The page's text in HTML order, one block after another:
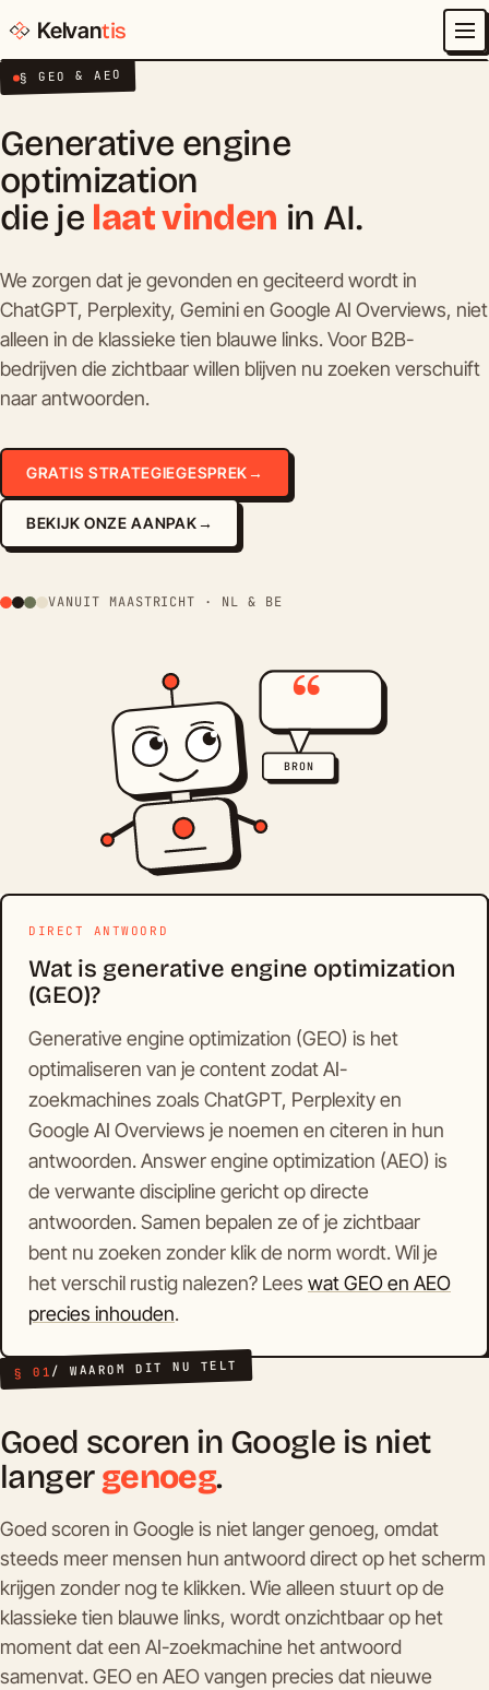
Kelvantis
§ GEO & AEO
Generative engine
optimization
die je laat vinden in AI.
We zorgen dat je gevonden en geciteerd wordt in
ChatGPT, Perplexity, Gemini en Google AI Overviews, niet
alleen in de klassieke tien blauwe links. Voor B2B-
bedrijven die zichtbaar willen blijven nu zoeken verschuift
naar antwoorden.
GRATIS STRATEGIEGESPREK→
BEKIJK ONZE AANPAK→
VANUIT MAASTRICHT · NL & BE
“
BRON
DIRECT ANTWOORD
Wat is generative engine optimization
(GEO)?
Generative engine optimization (GEO) is het
optimaliseren van je content zodat AI-
zoekmachines zoals ChatGPT, Perplexity en
Google AI Overviews je noemen en citeren in hun
antwoorden. Answer engine optimization (AEO) is
de verwante discipline gericht op directe
antwoorden. Samen bepalen ze of je zichtbaar
bent nu zoeken zonder klik de norm wordt. Wil je
het verschil rustig nalezen? Lees wat GEO en AEO
precies inhouden.
§ 01/ WAAROM DIT NU TELT
Goed scoren in Google is niet
langergenoeg.
Goed scoren in Google is niet langer genoeg, omdat
steeds meer mensen hun antwoord direct op het scherm
krijgen zonder nog te klikken. Wie alleen stuurt op de
klassieke tien blauwe links, wordt onzichtbaar op het
moment dat een AI-zoekmachine het antwoord
samenvat. GEO en AEO vangen precies dat nieuwe